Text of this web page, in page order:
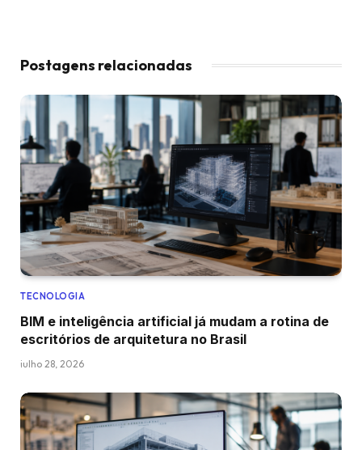
Postagens relacionadas
TECNOLOGIA
BIM e inteligência artificial já mudam a rotina de
escritórios de arquitetura no Brasil
julho 28, 2026